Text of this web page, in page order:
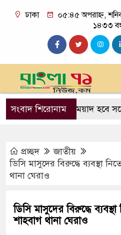
ঢাকা
০৫:৪৫ অপরাহ্ন,
১৪৩৩
সংবাদ শিরোনামমেয়াদ হবে সর্বোচ্চ
প্রচ্ছদ
জাতীয়
ডিসি মাসুদের বিরুদ্ধে ব্যবস্থা
থানা ঘেরাও
ডিসি মাসুদের বিরুদ্ধে ব্যবস্থা
শাহবাগ থানা ঘেরাও